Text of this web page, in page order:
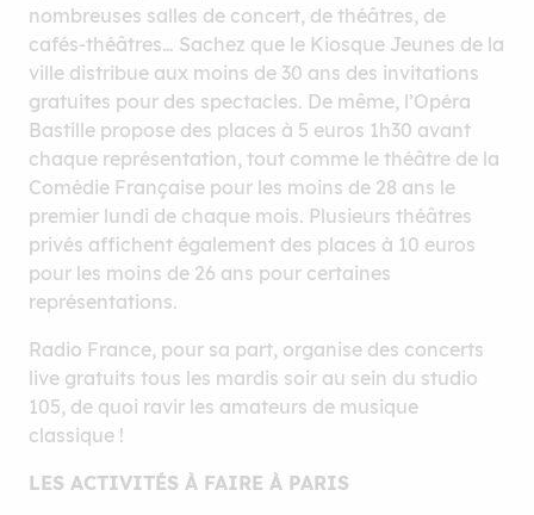
nombreuses salles de concert, de théâtres, de
cafés-théâtres… Sachez que le Kiosque Jeunes de la
ville distribue aux moins de 30 ans des invitations
gratuites pour des spectacles. De même, l’Opéra
Bastille propose des places à 5 euros 1h30 avant
chaque représentation, tout comme le théâtre de la
Comédie Française pour les moins de 28 ans le
premier lundi de chaque mois. Plusieurs théâtres
privés affichent également des places à 10 euros
pour les moins de 26 ans pour certaines
représentations.
Radio France, pour sa part, organise des concerts
live gratuits tous les mardis soir au sein du studio
105, de quoi ravir les amateurs de musique
classique !
LES ACTIVITÉS À FAIRE À PARIS